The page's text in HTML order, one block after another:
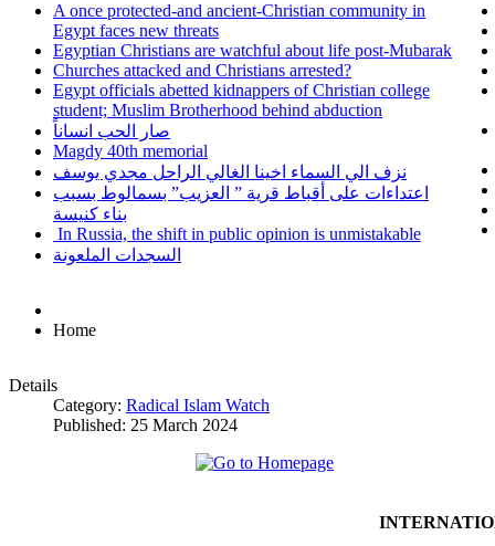
A once protected-and ancient-Christian community in
Egypt faces new threats
Egyptian Christians are watchful about life post-Mubarak
Churches attacked and Christians arrested?
Egypt officials abetted kidnappers of Christian college
student; Muslim Brotherhood behind abduction
صار الحب انساناً
Magdy 40th memorial
نزف الي السماء اخينا الغالي الراحل مجدي يوسف
اعتداءات على أقباط قرية ” العزيب” بسمالوط بسبب
بناء كنيسة
In Russia, the shift in public opinion is unmistakable
السجدات الملعونة
Home
Details
Category: Radical Islam Watch
Published: 25 March 2024